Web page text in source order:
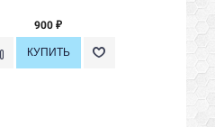
900 ₽